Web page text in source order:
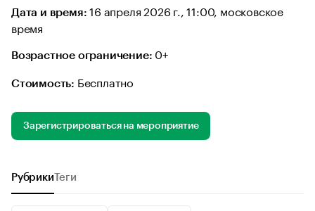
Дата и время: 16 апреля 2026 г., 11:00, московское
время
Возрастное ограничение: 0+
Стоимость: Бесплатно
Зарегистрироваться на мероприятие
Рубрики Теги